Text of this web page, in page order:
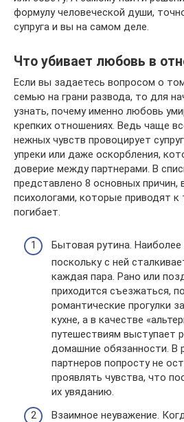
формулу человеческой души,
супруга и вы на самом деле.
Что убивает любовь в
Если вы задаетесь вопросом о
семью на грани развода, то для
узнать, почему именно любовь
крепких отношениях. Ведь чаще
нежных чувств провоцирует
упреки или даже оскорбления,
доверие между партнерами. В
представлено 8 основных
психологами, которые приводят
погибает.
Бытовая рутина. Наиболее
поскольку с ней
каждая пара. Рано или
приходится съезжаться,
романтические прогулки
кухне, а в качестве
путешествиям выступает
домашние обязанности. В
партнеров попросту не
проявлять чувства, что
их увяданию.
Взаимное неуважение.